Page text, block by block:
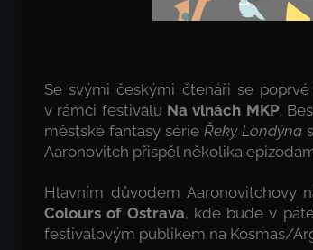
Se svými českými čtenáři se
v rámci festivalu Na vlnách MKP.
městské fantasy série Řeky Londýna
Aaronovitch přispěl několika
Hlavním důvodem Aaronovitchovy
Colours of Ostrava, kde bude v
festivalovým publikem na Kosmas/